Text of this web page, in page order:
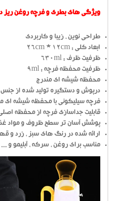
ویژگی های بطری و فرچه روغن ریز
طراحی نوین ، زیبا و کاربردی
ابعاد کلی : 26cm * 12cm
ظرفیت ظرف : 630ml
ظرفیت محفظه فرچه : 9ml
محفظه شیشه ای مندرج
درپوش و دستگیره تولید شده از
فرچه سیلیکونی با محفظه شیشه ای
قابلیت جداسازی فرچه از محفظه
پوشش آسان تر سطح ظروف و مواد
ارائه شده در رنگ های سبز ، زرد و
مناسب برای روغن ، سرکه ، آبلیمو و ...